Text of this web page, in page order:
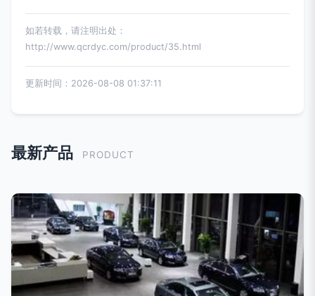
如若转载，请注明出处：
http://www.qcrdyc.com/product/35.html
更新时间：2026-08-08 01:37:11
最新产品 PRODUCT